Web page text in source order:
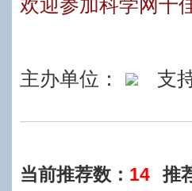
欢迎参加科学网十
主办单位： 支
当前推荐数： 14 推